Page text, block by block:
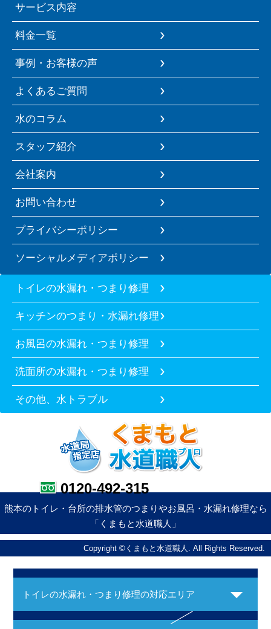
サービス内容
料金一覧
事例・お客様の声
よくあるご質問
水のコラム
スタッフ紹介
会社案内
お問い合わせ
プライバシーポリシー
ソーシャルメディアポリシー
トイレの水漏れ・つまり修理
キッチンのつまり・水漏れ修理
お風呂の水漏れ・つまり修理
洗面所の水漏れ・つまり修理
その他、水トラブル
0120-492-315
熊本のトイレ・台所の排水管のつまりやお風呂・水漏れ修理なら
「くまもと水道職人」
Copyright ©くまもと水道職人. All Rights Reserved.
トイレの水漏れ・つまり修理の対応エリア